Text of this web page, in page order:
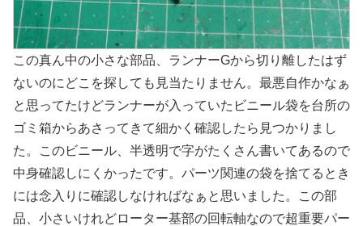
この真ん中の小さな部品、ランナーGから切り離したはず
ないのにどこを探しても見当たりません。最悪自作かなぁ
と思ってたけどランナーが入っていたビニール袋を台所の
ゴミ箱からあさってきて細かく確認したら見つかりまし
た。このビニール、半透明で字がたくさん書いてあるので
中身確認しにくかったです。パーツ関連の袋を捨てるとき
には念入りに確認しなければなぁと思いました。この部
品、小さいけれどローター基部の回転軸なので超重要パー